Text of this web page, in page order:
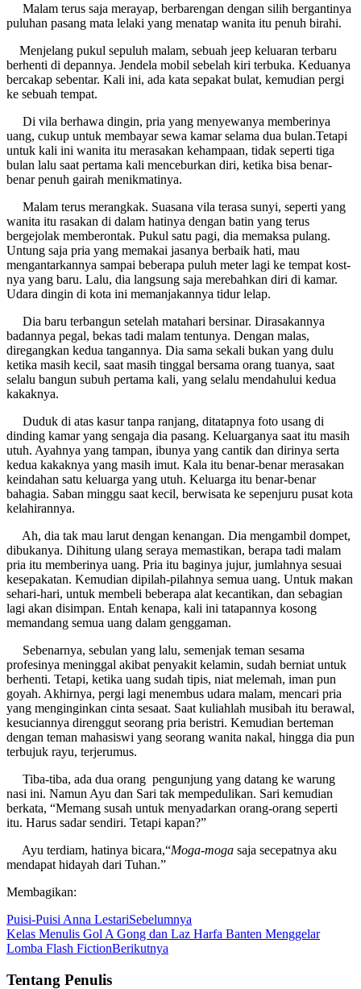
Malam terus saja merayap, berbarengan dengan silih bergantinya
puluhan pasang mata lelaki yang menatap wanita itu penuh birahi.
Menjelang pukul sepuluh malam, sebuah jeep keluaran terbaru
berhenti di depannya. Jendela mobil sebelah kiri terbuka. Keduanya
bercakap sebentar. Kali ini, ada kata sepakat bulat, kemudian pergi
ke sebuah tempat.
Di vila berhawa dingin, pria yang menyewanya memberinya
uang, cukup untuk membayar sewa kamar selama dua bulan.Tetapi
untuk kali ini wanita itu merasakan kehampaan, tidak seperti tiga
bulan lalu saat pertama kali menceburkan diri, ketika bisa benar-
benar penuh gairah menikmatinya.
Malam terus merangkak. Suasana vila terasa sunyi, seperti yang
wanita itu rasakan di dalam hatinya dengan batin yang terus
bergejolak memberontak. Pukul satu pagi, dia memaksa pulang.
Untung saja pria yang memakai jasanya berbaik hati, mau
mengantarkannya sampai beberapa puluh meter lagi ke tempat kost-
nya yang baru. Lalu, dia langsung saja merebahkan diri di kamar.
Udara dingin di kota ini memanjakannya tidur lelap.
Dia baru terbangun setelah matahari bersinar. Dirasakannya
badannya pegal, bekas tadi malam tentunya. Dengan malas,
diregangkan kedua tangannya. Dia sama sekali bukan yang dulu
ketika masih kecil, saat masih tinggal bersama orang tuanya, saat
selalu bangun subuh pertama kali, yang selalu mendahului kedua
kakaknya.
Duduk di atas kasur tanpa ranjang, ditatapnya foto usang di
dinding kamar yang sengaja dia pasang. Keluarganya saat itu masih
utuh. Ayahnya yang tampan, ibunya yang cantik dan dirinya serta
kedua kakaknya yang masih imut. Kala itu benar-benar merasakan
keindahan satu keluarga yang utuh. Keluarga itu benar-benar
bahagia. Saban minggu saat kecil, berwisata ke sepenjuru pusat kota
kelahirannya.
Ah, dia tak mau larut dengan kenangan. Dia mengambil dompet,
dibukanya. Dihitung ulang seraya memastikan, berapa tadi malam
pria itu memberinya uang. Pria itu baginya jujur, jumlahnya sesuai
kesepakatan. Kemudian dipilah-pilahnya semua uang. Untuk makan
sehari-hari, untuk membeli beberapa alat kecantikan, dan sebagian
lagi akan disimpan. Entah kenapa, kali ini tatapannya kosong
memandang semua uang dalam genggaman.
Sebenarnya, sebulan yang lalu, semenjak teman sesama
profesinya meninggal akibat penyakit kelamin, sudah berniat untuk
berhenti. Tetapi, ketika uang sudah tipis, niat melemah, iman pun
goyah. Akhirnya, pergi lagi menembus udara malam, mencari pria
yang menginginkan cinta sesaat. Saat kuliahlah musibah itu berawal,
kesuciannya direnggut seorang pria beristri. Kemudian berteman
dengan teman mahasiswi yang seorang wanita nakal, hingga dia pun
terbujuk rayu, terjerumus.
Tiba-tiba, ada dua orang pengunjung yang datang ke warung
nasi ini. Namun Ayu dan Sari tak mempedulikan. Sari kemudian
berkata, “Memang susah untuk menyadarkan orang-orang seperti
itu. Harus sadar sendiri. Tetapi kapan?”
Ayu terdiam, hatinya bicara,“Moga-moga saja secepatnya aku
mendapat hidayah dari Tuhan.”
Membagikan:
Puisi-Puisi Anna LestariSebelumnya
Kelas Menulis Gol A Gong dan Laz Harfa Banten Menggelar
Lomba Flash FictionBerikutnya
Tentang Penulis